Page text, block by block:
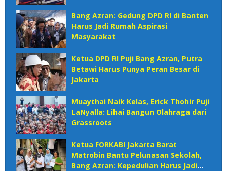
Bang Azran: Gedung DPD RI di Banten
Harus Jadi Rumah Aspirasi
Masyarakat
Ketua DPD RI Puji Bang Azran, Putra
Betawi Harus Punya Peran Besar di
Jakarta
Muaythai Naik Kelas, Erick Thohir Puji
LaNyalla: Lihai Bangun Olahraga dari
Grassroots
Ketua FORKABI Jakarta Barat
Matrobin Bantu Pelunasan Sekolah,
Bang Azran: Kepedulian Harus Jadi